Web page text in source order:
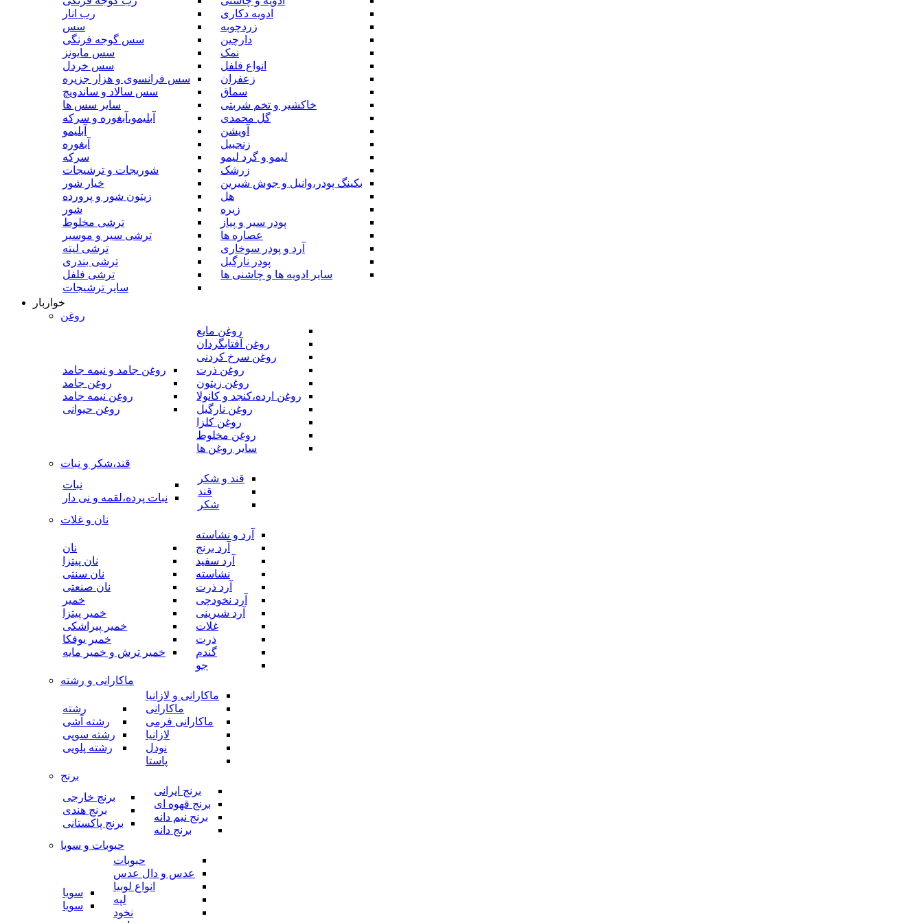
ادویه دکاری
زردچوبه
دارچین
نمک
انواع فلفل
زعفران
سماق
خاکشیر و تخم شربتی
گل محمدی
آویشن
زنجبیل
لیمو و گرد لیمو
زرشک
بکینگ پودر،وانیل و جوش شیرین
هل
زیره
پودر سیر و پیاز
عصاره ها
آرد و پودر سوخاری
پودر نارگیل
سایر ادویه ها و چاشنی ها
رب انار
سس
سس گوجه فرنگی
سس مایونز
سس خردل
سس فرانسوی و هزار جزیره
سس سالاد و ساندویچ
سایر سس ها
آبلیمو،آبغوره و سرکه
آبلیمو
آبغوره
سرکه
شوریجات و ترشیجات
خیار شور
زیتون شور و پرورده
شور
ترشی مخلوط
ترشی سیر و موسیر
ترشی لیته
ترشی بندری
ترشی فلفل
سایر ترشیجات
خواربار
روغن
روغن مایع
روغن آفتابگردان
روغن سرخ کردنی
روغن ذرت
روغن زیتون
روغن ارده،کنجد و کانولا
روغن نارگیل
روغن کلزا
روغن مخلوط
سایر روغن ها
روغن جامد و نیمه جامد
روغن جامد
روغن نیمه جامد
روغن حیوانی
قند،شکر و نبات
قند و شکر
قند
شکر
نبات
نبات پرده،لقمه و نی دار
نان و غلات
آرد و نشاسته
آرد برنج
آرد سفید
نشاسته
آرد ذرت
آرد نخودچی
آرد شیرینی
غلات
ذرت
گندم
جو
نان
نان پیتزا
نان سنتی
نان صنعتی
خمیر
خمیر پیتزا
خمیر پیراشکی
خمیر یوفکا
خمیر ترش و خمیر مایه
ماکارانی و رشته
ماکارانی و لازانیا
ماکارانی
ماکارانی فرمی
لازانیا
نودل
پاستا
رشته
رشته آشی
رشته سوپی
رشته پلویی
برنج
برنج ایرانی
برنج قهوه ای
برنج نیم دانه
برنج دانه
برنج خارجی
برنج هندی
برنج پاکستانی
حبوبات و سویا
حبوبات
عدس و دال عدس
انواع لوبیا
لپه
نخود
سویا
سویا